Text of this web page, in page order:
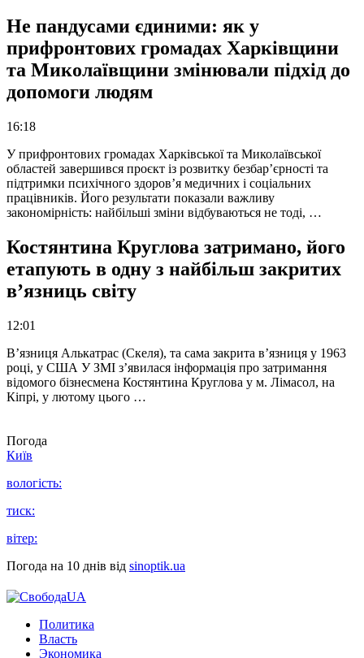
Не пандусами єдиними: як у
прифронтових громадах Харківщини
та Миколаївщини змінювали підхід до
допомоги людям
16:18
У прифронтових громадах Харківської та Миколаївської
областей завершився проєкт із розвитку безбар’єрності та
підтримки психічного здоров’я медичних і соціальних
працівників. Його результати показали важливу
закономірність: найбільші зміни відбуваються не тоді, …
Костянтина Круглова затримано, його
етапують в одну з найбільш закритих
в’язниць світу
12:01
В’язниця Алькатрас (Скеля), та сама закрита в’язниця у 1963
році, у США У ЗМІ з’явилася інформація про затримання
відомого бізнесмена Костянтина Круглова у м. Лімасол, на
Кіпрі, у лютому цього …
Погода
Київ
вологість:
тиск:
вітер:
Погода на 10 днів від sinoptik.ua
Политика
Власть
Экономика